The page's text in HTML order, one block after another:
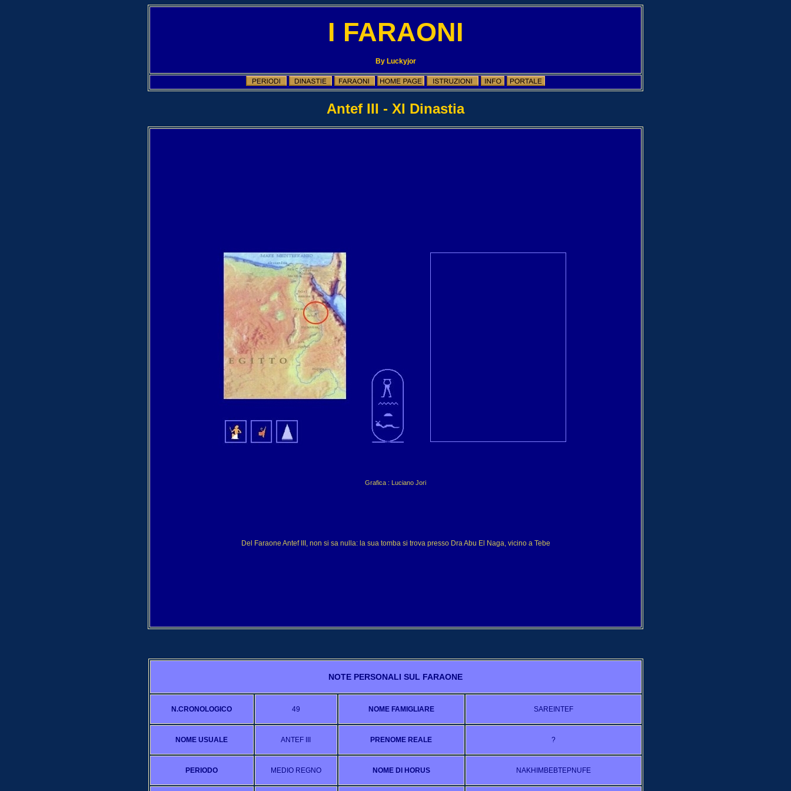
I FARAONI
By Luckyjor
Antef III - XI Dinastia
Grafica : Luciano Jori
Del Faraone Antef III, non si sa nulla: la sua tomba si trova presso Dra Abu El Naga, vicino a Tebe
NOTE PERSONALI SUL FARAONE
N.CRONOLOGICO 49 NOME FAMIGLIARE SAREINTEF
NOME USUALE ANTEF III PRENOME REALE ?
PERIODO MEDIO REGNO NOME DI HORUS NAKHIMBEBTEPNUFE